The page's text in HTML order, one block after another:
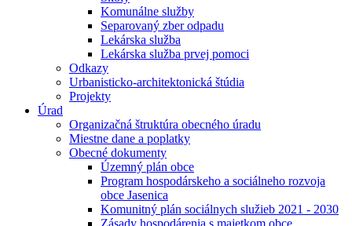
Komunálne služby
Separovaný zber odpadu
Lekárska služba
Lekárska služba prvej pomoci
Odkazy
Urbanisticko-architektonická štúdia
Projekty
Úrad
Organizačná štruktúra obecného úradu
Miestne dane a poplatky
Obecné dokumenty
Územný plán obce
Program hospodárskeho a sociálneho rozvoja
obce Jasenica
Komunitný plán sociálnych služieb 2021 - 2030
Zásady hospodárenia s majetkom obce